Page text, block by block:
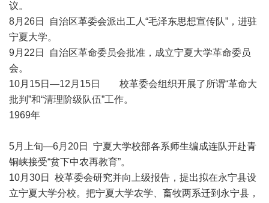
议。
8月26日 自治区革委会派出工人“毛泽东思想宣传队”，进驻
宁夏大学。
9月22日 自治区革命委员会批准，成立宁夏大学革命委员
会。
10月15日—12月15日 校革委会组织开展了所谓“革命大
批判”和“清理阶级队伍”工作。
1969年
5月上旬—6月20日 宁夏大学校部各系师生编成连队开赴青
铜峡接受“贫下中农再教育”。
10月30日 校革委会研究并向上级报告，提出拟在永宁县设
立宁夏大学分校。把宁夏大学农学、畜牧两系迁到永宁县，